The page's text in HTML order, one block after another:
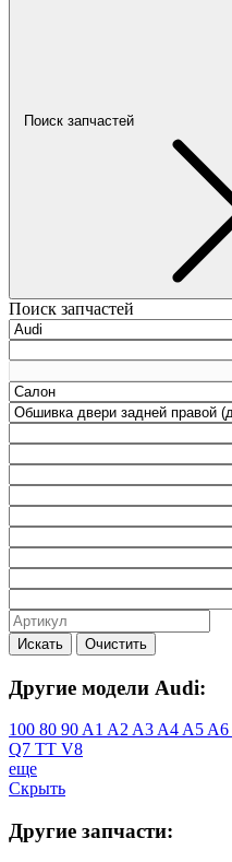
Поиск запчастей
Поиск запчастей
Искать Очистить
Другие модели Audi:
100 80 90 A1 A2 A3 A4 A5 A6
Q7 TT V8
еще
Скрыть
Другие запчасти: